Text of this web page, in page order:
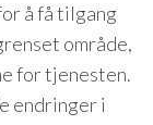
å få tilgang
område,
for tjenesten.
endringer i